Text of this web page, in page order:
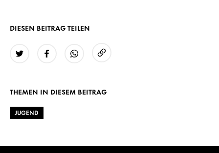
DIESEN BEITRAG TEILEN
THEMEN IN DIESEM BEITRAG
JUGEND